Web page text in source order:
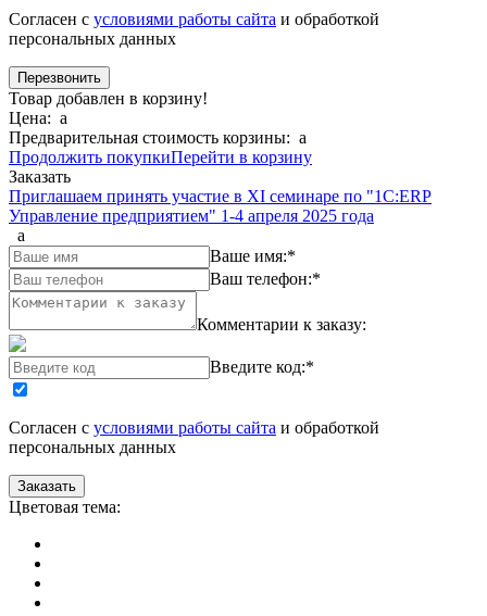
Согласен с условиями работы сайта и обработкой
персональных данных
Товар добавлен в корзину!
Цена: a
Предварительная стоимость корзины: a
Продолжить покупкиПерейти в корзину
Заказать
Приглашаем принять участие в XI семинаре по "1С:ERP
Управление предприятием" 1-4 апреля 2025 года
a
Ваше имя:*
Ваш телефон:*
Комментарии к заказу:
Введите код:*
Согласен с условиями работы сайта и обработкой
персональных данных
Цветовая тема: